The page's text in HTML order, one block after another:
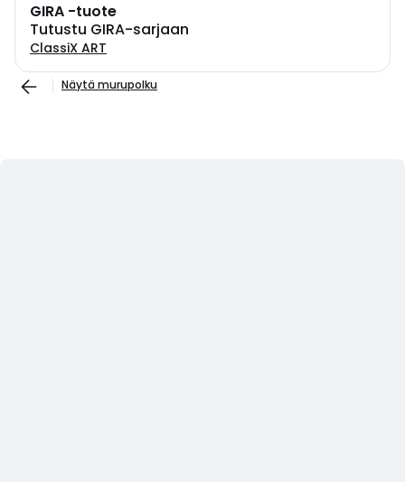
GIRA -tuote
Tutustu GIRA-sarjaan
ClassiX ART
Näytä murupolku